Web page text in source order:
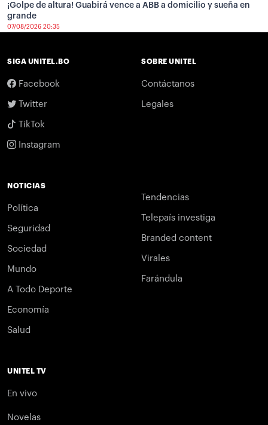
¡Golpe de altura! Guabirá vence a ABB a domicilio y sueña en
grande
07/08/2026 20:35
SIGA UNITEL.BO
Facebook
Twitter
TikTok
Instagram
SOBRE UNITEL
Contáctanos
Legales
NOTICIAS
Política
Seguridad
Sociedad
Mundo
A Todo Deporte
Economía
Salud
Tendencias
Telepaís investiga
Branded content
Virales
Farándula
UNITEL TV
En vivo
Novelas